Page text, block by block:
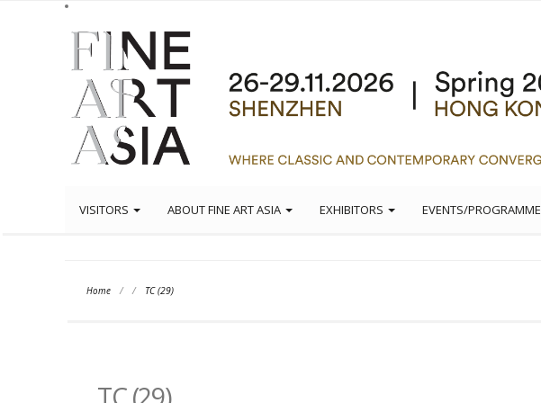
VISITORS ABOUT FINE ART ASIA EXHIBITORS EVENTS/PROGRAMME
Home / / TC (29)
TC (29)